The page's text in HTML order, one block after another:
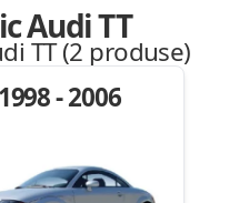
Audi TT
TT (2 produse)
- 2006